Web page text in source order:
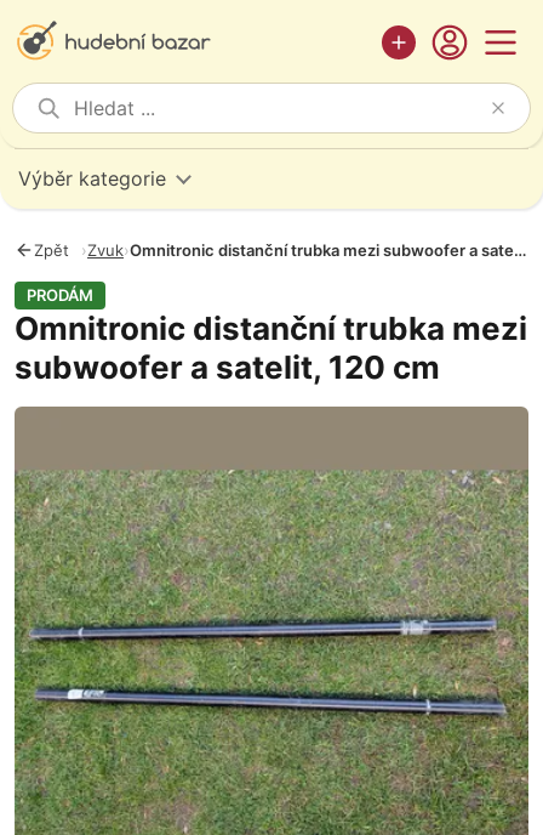
Výběr kategorie
Zpět ›Zvuk› Omnitronic distanční trubka mezi subwoofer a satelit, 120 cm
PRODÁM
Omnitronic distanční trubka mezi
subwoofer a satelit, 120 cm
Fotografie